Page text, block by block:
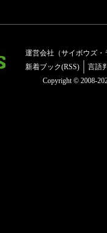
運営会社（サイボウズ・
新着ブック(RSS)
言語
Copyright © 2008-